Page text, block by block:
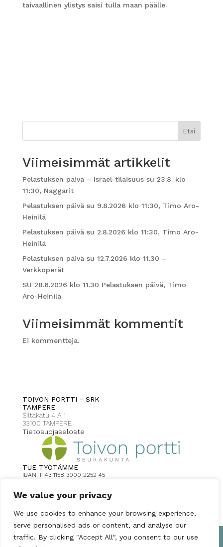
We value your privacy
We use cookies to enhance your browsing experience,
serve personalised ads or content, and analyse our
traffic. By clicking "Accept All", you consent to our use
taivaallinen ylistys saisi tulla maan päälle.
Etsi
Viimeisimmät artikkelit
Pelastuksen päivä – Israel-tilaisuus su 23.8. klo
11:30, Naggarit
Pelastuksen päivä su 9.8.2026 klo 11:30, Timo Aro-
Heinilä
Pelastuksen päivä su 2.8.2026 klo 11:30, Timo Aro-
Heinilä
Pelastuksen päivä su 12.7.2026 klo 11.30 –
Verkkoperät
SU 28.6.2026 klo 11.30 Pelastuksen päivä, Timo
Aro-Heinilä
Viimeisimmät kommentit
Ei kommentteja.
TOIVON PORTTI - SRK
TAMPERE
Siltakatu 4 A 1
33100 TAMPERE
Tietosuojaseloste
TUE TYÖTÄMME
IBAN: FI43 1158 3000 2252 45
MobilePay: 39794
UUDEN TOIVON SEURAKUNNAT